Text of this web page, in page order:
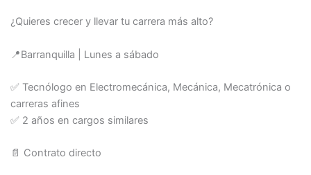
¿Quieres crecer y llevar tu carrera más alto?
📍Barranquilla | Lunes a sábado
✅ Tecnólogo en Electromecánica, Mecánica, Mecatrónica o
carreras afines
✅ 2 años en cargos similares
📄 Contrato directo